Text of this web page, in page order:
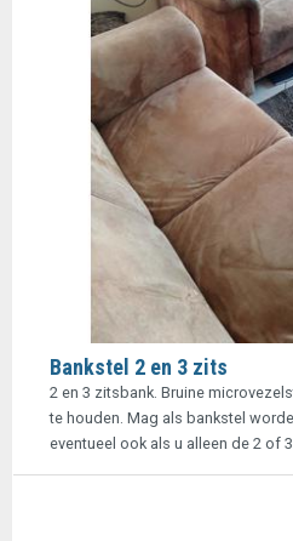
Bankstel 2 en 3 zits
2 en 3 zitsbank. Bruine
te houden. Mag als bankstel
eventueel ook als u alleen de 2 of